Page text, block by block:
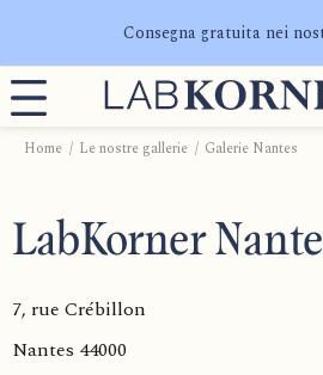
Consegna gratuita nei
Home Le nostre gallerie Galerie Nantes
LabKorner
7, rue Crébillon
Nantes 44000